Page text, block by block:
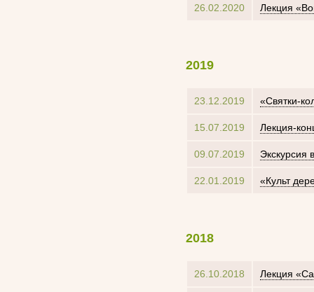
26.02.2020 Лекция
2019
23.12.2019 «Святки-
15.07.2019 Лекция-
09.07.2019 Экскурсия
22.01.2019 «Культ
2018
26.10.2018 Лекция